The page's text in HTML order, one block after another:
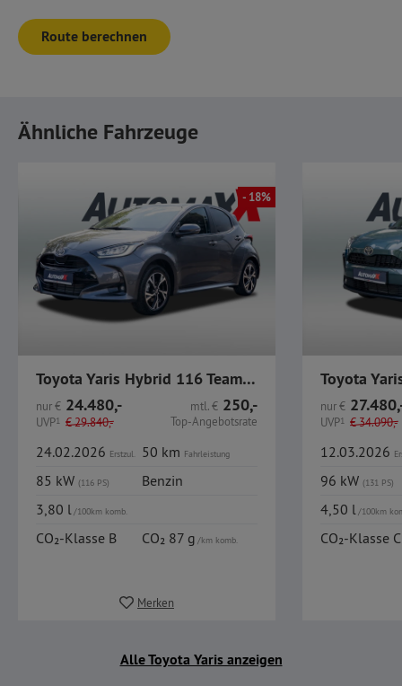
Route berechnen
Ähnliche Fahrzeuge
- 18%
Toyota Yaris Hybrid 116 Teamplayer ComfortP LED CarPlay
nur€ 24.480,-
UVP1 €29.840,-
mtl.€ 250,-
Top-Angebotsrate
24.02.2026 Erstzul. 50 km Fahrleistung
85 kW (116 PS)
Benzin
3,80 l/100km komb.
CO₂-Klasse B CO₂ 87 g/km komb.
Merken
nur€
UVP1 €34.090,-
12.03.2026
96 kW (131 PS)
4,50 l/100km
CO₂-Klasse C
Alle Toyota Yaris anzeigen